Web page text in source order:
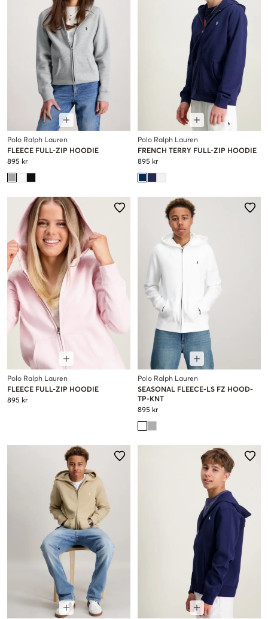
Polo Ralph Lauren
FLEECE FULL-ZIP HOODIE
895 kr
Polo Ralph Lauren
FRENCH TERRY FULL-ZIP HOODIE
895 kr
Polo Ralph Lauren
FLEECE FULL-ZIP HOODIE
895 kr
Polo Ralph Lauren
SEASONAL FLEECE-LS FZ HOOD-
TP-KNT
895 kr